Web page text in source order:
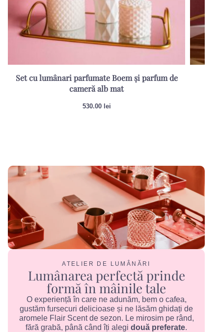
Set cu lumânari parfumate Boem și parfum de
cameră alb mat
530.00 lei
ATELIER DE LUMÂNĂRI
Lumânarea perfectă prinde
formă în mâinile tale
O experiență în care ne adunăm, bem o cafea,
gustăm fursecuri delicioase și ne lăsăm ghidați de
aromele Flair Scent de sezon. Le mirosim pe rând,
fără grabă, până când îți alegi două preferate.